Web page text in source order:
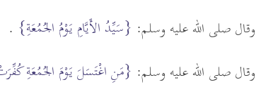
وقال صلى الله عليه وسلم: {سَيِّدُ الأَيَّامِ يَوْمُ الجُمُعَةِ} .
وقال صلى الله عليه وسلم: {مَنِ اغْتَسَلَ يَوْمَ الجُمُعَةِ